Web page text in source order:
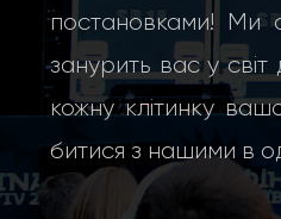
постановками! Ми
занурить вас у
кожну клітинку
битися з нашими в